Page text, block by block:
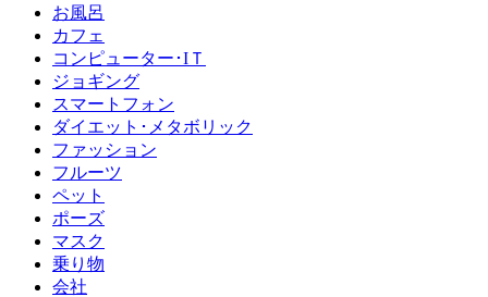
お風呂
カフェ
コンピューター･IＴ
ジョギング
スマートフォン
ダイエット･メタボリック
ファッション
フルーツ
ペット
ポーズ
マスク
乗り物
会社